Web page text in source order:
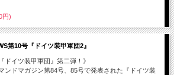
円)
第10号『ドイツ装甲軍団2』
『ドイツ装甲軍団』第二弾！》
ンドマガジン第84号、85号で発表された『ドイツ装